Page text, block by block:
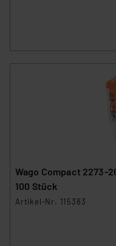
hiergegen
Unsere Kooperation
Beurteilung der mit
insbesondere der Art
verbundenen Risiken.“
Wago Compact 2273-
100 Stück
Artikel-Nr. 115383